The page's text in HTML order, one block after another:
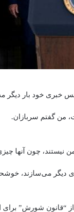
خبری خود بار دیگر
من گفتم سربازان.
نیستند، چون آنها
دیگر می‌سازند،
“قانون شورش”